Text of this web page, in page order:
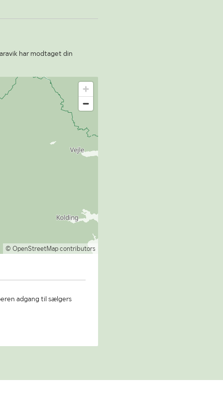
har modtaget din
© OpenStreetMap contributors
adgang til sælgers